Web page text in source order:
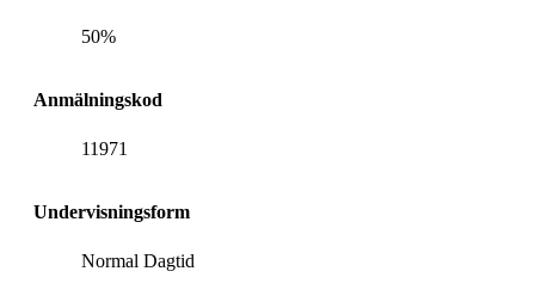
50%
Anmälningskod
11971
Undervisningsform
Normal Dagtid